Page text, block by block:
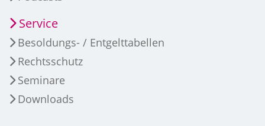
Service
Besoldungs- / Entgelttabellen
Rechtsschutz
Seminare
Downloads